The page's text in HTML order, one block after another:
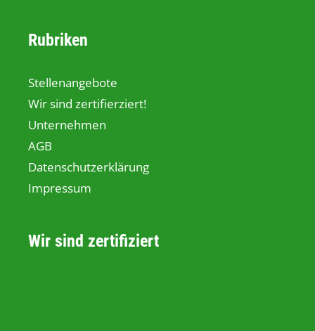
Rubriken
Stellenangebote
Wir sind zertifierziert!
Unternehmen
AGB
Datenschutzerklärung
Impressum
Wir sind zertifiziert